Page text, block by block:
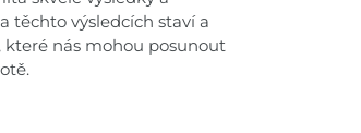
těchto výsledcích staví a
které nás mohou posunout